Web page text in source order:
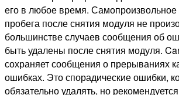
его в любое время. Самопроизвольное
пробега после снятия модуля не
большинстве случаев сообщения об
быть удалены после снятия модуля.
сохраняет сообщения о прерываниях
ошибках. Это спорадические ошибки,
обязательно удалять, но